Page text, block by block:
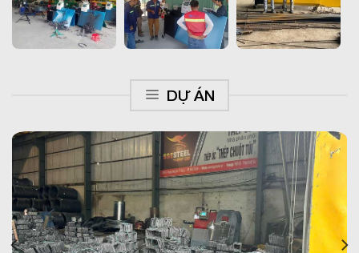
DỰ ÁN